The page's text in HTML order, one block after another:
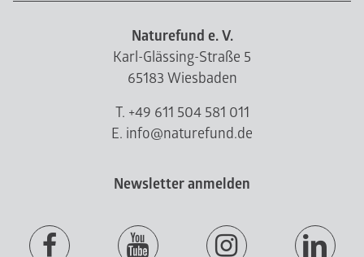
Naturefund e. V.
Karl-Glässing-Straße 5
65183 Wiesbaden
T. +49 611 504 581 011
E. info@naturefund.de
Newsletter anmelden